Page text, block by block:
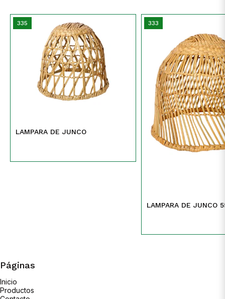
335
LAMPARA DE JUNCO
333
LAMPARA DE JUNCO
Páginas
Inicio
Productos